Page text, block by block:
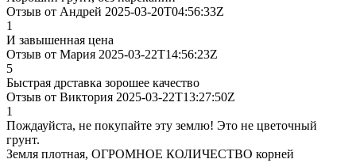
Отзыв от Андрей 2025-03-20T04:56:33Z
1
И завышенная цена
Отзыв от Мария 2025-03-22T14:56:23Z
5
Быстрая дрставка зорошее качество
Отзыв от Виктория 2025-03-22T13:27:50Z
1
Пождауйста, не покупайте эту землю! Это не цветочный
грунт.
Земля плотная, ОГРОМНОЕ КОЛИЧЕСТВО корней